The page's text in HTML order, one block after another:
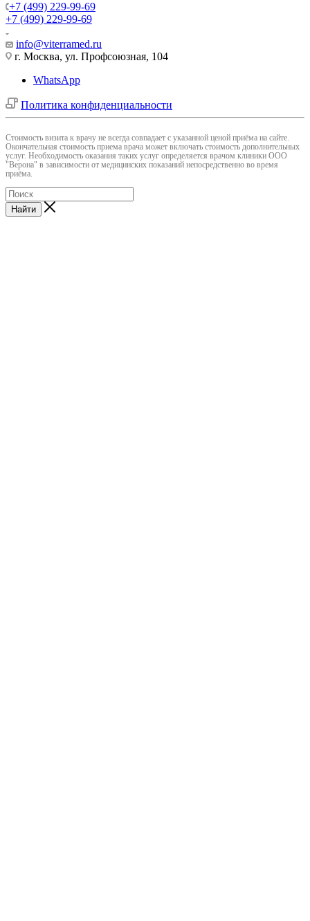
+7 (499) 229-99-69
+7 (499) 229-99-69
info@viterramed.ru
г. Москва, ул. Профсоюзная, 104
WhatsApp
Политика конфиденциальности
Cтоимость визита к врачу не всегда совпадает с указанной ценой приёма на сайте.
Окончательная стоимость приема врача может включать стоимость дополнительных
услуг. Необходимость оказания таких услуг определяется врачом клиники ООО
"Верона" в зависимости от медицинских показаний непосредственно во время
приёма.
Найти